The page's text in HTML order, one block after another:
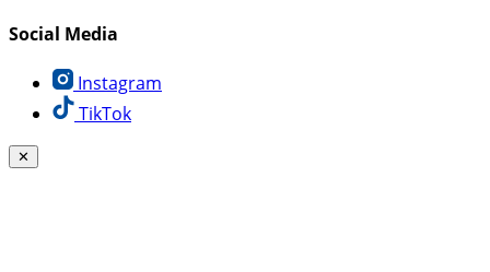
Social Media
Instagram
TikTok
✕